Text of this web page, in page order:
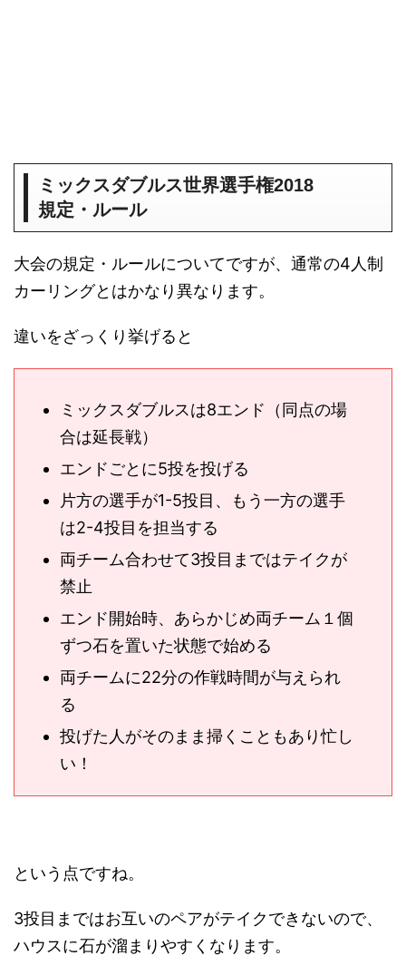
ミックスダブルス世界選手権2018
規定・ルール
大会の規定・ルールについてですが、通常の4人制
カーリングとはかなり異なります。
違いをざっくり挙げると
ミックスダブルスは8エンド（同点の場
合は延長戦）
エンドごとに5投を投げる
片方の選手が1-5投目、もう一方の選手
は2-4投目を担当する
両チーム合わせて3投目まではテイクが
禁止
エンド開始時、あらかじめ両チーム１個
ずつ石を置いた状態で始める
両チームに22分の作戦時間が与えられ
る
投げた人がそのまま掃くこともあり忙し
い！
という点ですね。
3投目まではお互いのペアがテイクできないので、
ハウスに石が溜まりやすくなります。